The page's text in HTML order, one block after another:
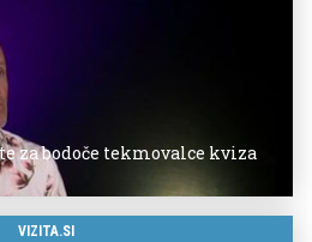
za bodoče tekmovalce kviza
VIZITA.SI